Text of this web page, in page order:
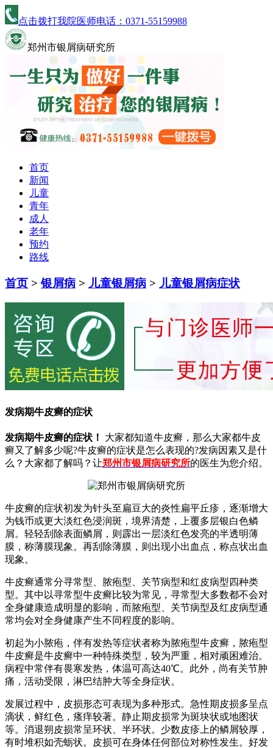
点击拨打我院医师电话： 0371-55159988
郑州市银屑病研究所
首页
新闻
儿童
青年
成人
老年
预约
路线
首页 >银屑病 > 儿童银屑病 > 儿童银屑病症状
发病期牛皮癣的症状
发病期牛皮癣的症状！
大家都知道牛皮癣，那么大家都牛皮
癣又了解多少呢?牛皮癣的症状是怎么表现的?发病因素又是什
么？大家都了解吗？让郑州市银屑病研究所的医生为您介绍。
牛皮癣的症状初发为针头至扁豆大的炎性扁平丘疹，逐渐增大
为钱币或更大淡红色浸润斑，境界清楚，上覆多层银白色鳞
屑。轻轻刮除表面鳞屑，则霹出一层淡红色发亮的半透明薄
膜，称薄膜现象。再刮除薄膜，则出现小出血点，称点状出血
现象。
牛皮癣通常分寻常型、脓疱型、关节病型和红皮病型四种类
型。其中以寻常型牛皮癣比较为常见，寻常型大多数都不会对
全身健康造成明显的影响，而脓疱型、关节病型及红皮病型通
常均会对全身健康产生不同程度的影响。
初起为小脓疱，伴有发热等症状者称为脓疱型牛皮癣，脓疱型
牛皮癣是牛皮癣中一种特殊类型，较为严重，相对顽困难治。
病程中常伴有畏寒发热，体温可高达40℃。此外，尚有关节肿
痛，活动受限，淋巴结肿大等全身症状。
发展过程中，皮损形态可表现为多种形式。急性期皮损多呈点
滴状，鲜红色，瘙痒较著。静止期皮损常为斑块状或地图状
等。消退朔皮损常呈环状、半环状。少数皮疹上的鳞屑较厚，
有时堆积如壳蛎状。皮损可在身体任何部位对称性发生。好发